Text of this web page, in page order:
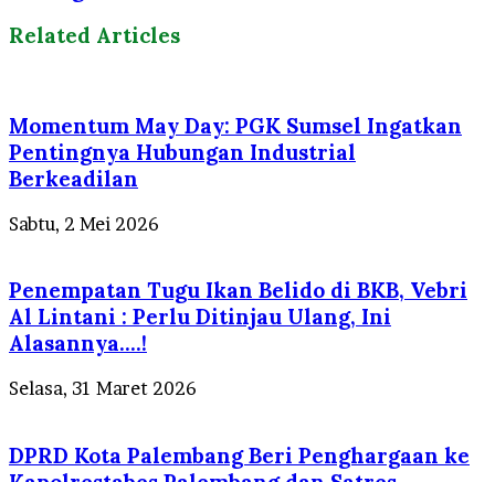
Related Articles
Momentum May Day: PGK Sumsel Ingatkan
Pentingnya Hubungan Industrial
Berkeadilan
Sabtu, 2 Mei 2026
Penempatan Tugu Ikan Belido di BKB, Vebri
Al Lintani : Perlu Ditinjau Ulang, Ini
Alasannya….!
Selasa, 31 Maret 2026
DPRD Kota Palembang Beri Penghargaan ke